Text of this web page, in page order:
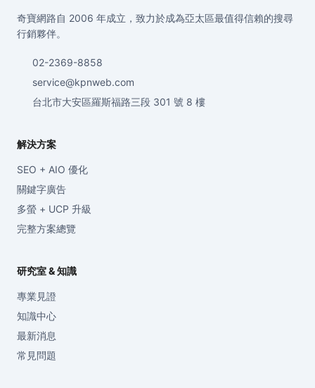
奇寶網路自 2006 年成立，致力於成為亞太區最值得信賴的搜尋
行銷夥伴。
02-2369-8858
service@kpnweb.com
台北市大安區羅斯福路三段 301 號 8 樓
解決方案
SEO + AIO 優化
關鍵字廣告
多螢 + UCP 升級
完整方案總覽
研究室 & 知識
專業見證
知識中心
最新消息
常見問題